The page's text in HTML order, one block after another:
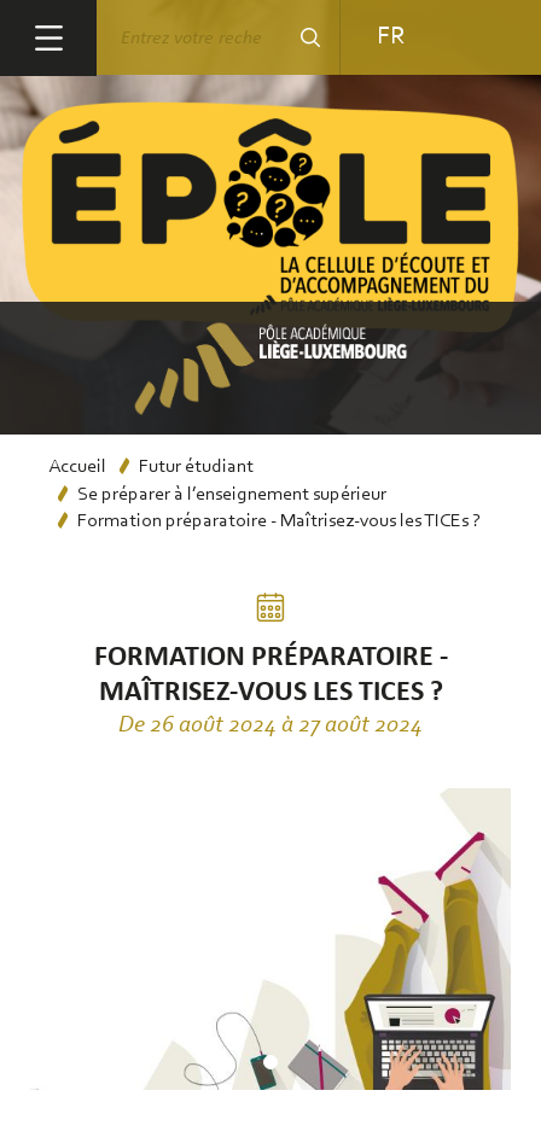
principal
FR
d'Ariane
Accueil
Futur étudiant
Se préparer à l’enseignement supérieur
Formation préparatoire - Maîtrisez-vous les TICEs ?
FORMATION PRÉPARATOIRE -
MAÎTRISEZ-VOUS LES TICES ?
De 26 août 2024 à 27 août 2024